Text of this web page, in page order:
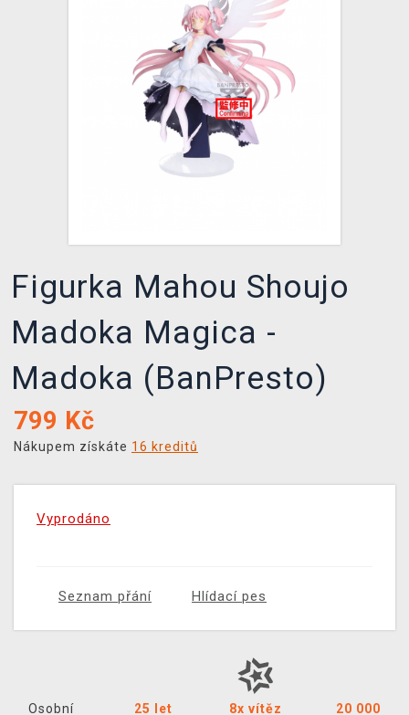
TCG & BOARDGAME HUB
VÝKUP HER (BAZAR)
Figurka Mahou Shoujo
Madoka Magica -
Madoka (BanPresto)
799 Kč
Nákupem získáte 16 kreditů
Vyprodáno
Seznam přání Hlídací pes
Osobní
25 let
8x vítěz
20 000